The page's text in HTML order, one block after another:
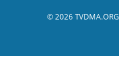
© 2026 TVDMA.ORG